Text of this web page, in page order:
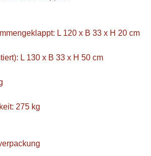
L 120 x B 33 x H 20 cm
L 130 x B 33 x H 50 cm
275 kg